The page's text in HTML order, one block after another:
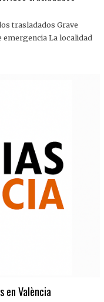
trasladados Grave
emergencia La localidad
en València